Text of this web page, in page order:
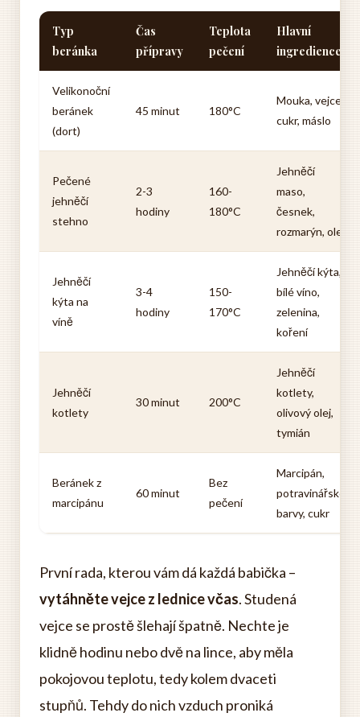
Typ
beránka
Čas
přípravy
Teplota
pečení
Hlavní
ingredience
Velikonoční
beránek
(dort)
45 minut 180°C
Mouka, vejce,
cukr, máslo
Pečené
jehněčí
stehno
2-3
hodiny
160-
180°C
Jehněčí
maso,
česnek,
rozmarýn, olej
Jehněčí
kýta na
víně
3-4
hodiny
150-
170°C
Jehněčí kýta,
bílé víno,
zelenina,
koření
Jehněčí
kotlety
30 minut 200°C
Jehněčí
kotlety,
olivový olej,
tymián
Beránek z
marcipánu
60 minut
Bez
pečení
Marcipán,
potravinářské
barvy, cukr
První rada, kterou vám dá každá babička –
vytáhněte vejce z lednice včas. Studená
vejce se prostě šlehají špatně. Nechte je
klidně hodinu nebo dvě na lince, aby měla
pokojovou teplotu, tedy kolem dvaceti
stupňů. Tehdy do nich vzduch proniká